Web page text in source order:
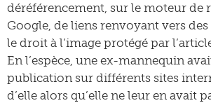
déréférencement, sur le moteur de
Google, de liens renvoyant vers
le droit à l’image protégé par
En l’espèce, une ex-mannequin
publication sur différents sites
d’elle alors qu’elle ne leur en avait